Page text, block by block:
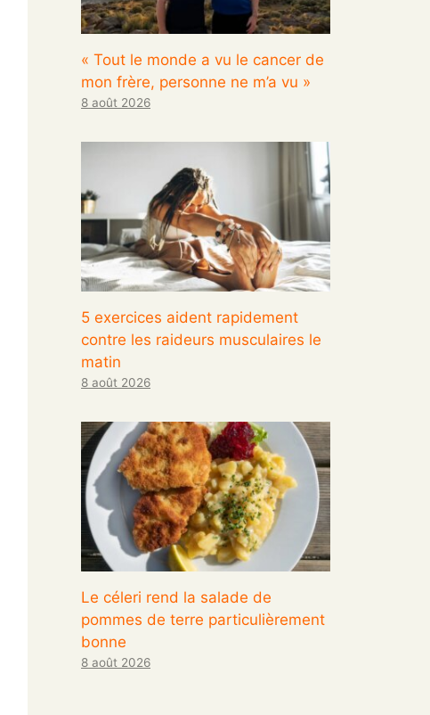
« Tout le monde a vu le cancer de
mon frère, personne ne m’a vu »
8 août 2026
5 exercices aident rapidement
contre les raideurs musculaires le
matin
8 août 2026
Le céleri rend la salade de
pommes de terre particulièrement
bonne
8 août 2026